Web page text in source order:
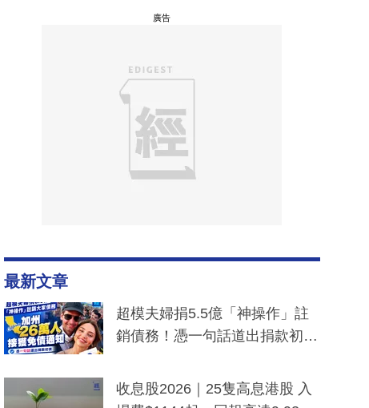
廣告
最新文章
超模夫婦捐5.5億「神操作」註
銷債務！憑一句話道出捐款初
一度被誤當詐騙手段
收息股2026｜25隻高息港股 入